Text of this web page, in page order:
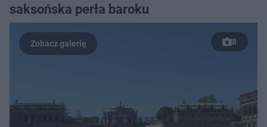
saksońska perła baroku
8